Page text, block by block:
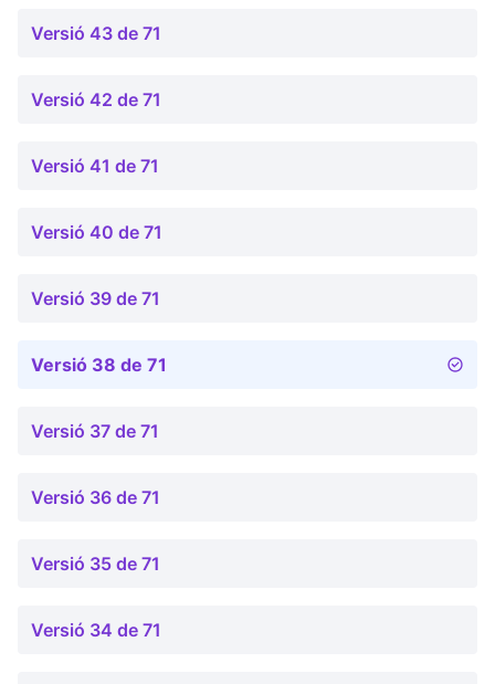
Versió 43 de 71
Versió 42 de 71
Versió 41 de 71
Versió 40 de 71
Versió 39 de 71
Versió 38 de 71
Versió 37 de 71
Versió 36 de 71
Versió 35 de 71
Versió 34 de 71